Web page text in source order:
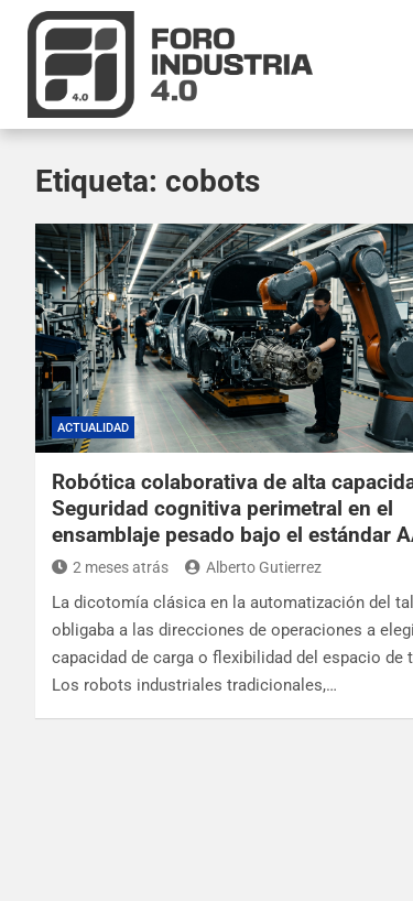
Etiqueta: cobots
ACTUALIDAD
Robótica colaborativa de alta
Seguridad cognitiva perimetral en el
ensamblaje pesado bajo el estándar
2 meses atrás Alberto Gutierrez
La dicotomía clásica en la automatización del
obligaba a las direcciones de operaciones a
capacidad de carga o flexibilidad del espacio de
Los robots industriales tradicionales,…